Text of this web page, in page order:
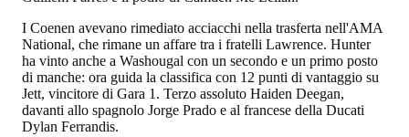
I Coenen avevano rimediato acciacchi nella trasferta nell'AMA
National, che rimane un affare tra i fratelli Lawrence. Hunter
ha vinto anche a Washougal con un secondo e un primo posto
di manche: ora guida la classifica con 12 punti di vantaggio su
Jett, vincitore di Gara 1. Terzo assoluto Haiden Deegan,
davanti allo spagnolo Jorge Prado e al francese della Ducati
Dylan Ferrandis.